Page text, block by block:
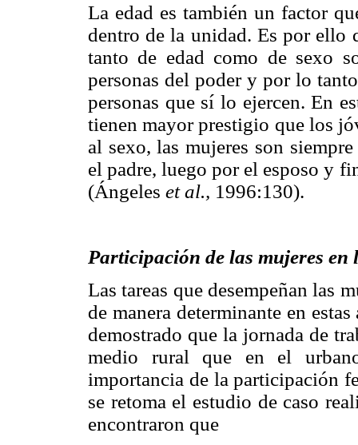
La edad es también un factor
dentro de la unidad. Es por ello
tanto de edad como de sexo
personas del poder y por lo
personas que sí lo ejercen. En
tienen mayor prestigio que los
al sexo, las mujeres son
el padre, luego por el esposo y
(Ángeles et al., 1996:130).
Participación de las mujeres en
Las tareas que desempeñan las
de manera determinante en
demostrado que la jornada de
medio rural que en el
importancia de la participación
se retoma el estudio de caso
encontraron que